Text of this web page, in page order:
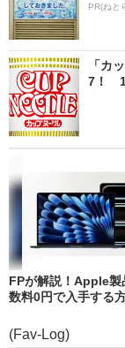
PR(ねと
「カ
7！ 1
FPが解説！Apple製
数料0円で入手する
(Fav-Log)